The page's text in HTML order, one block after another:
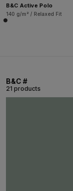
B&C Active Polo
140 g/m² / Relaxed Fit
B&C #
21 products